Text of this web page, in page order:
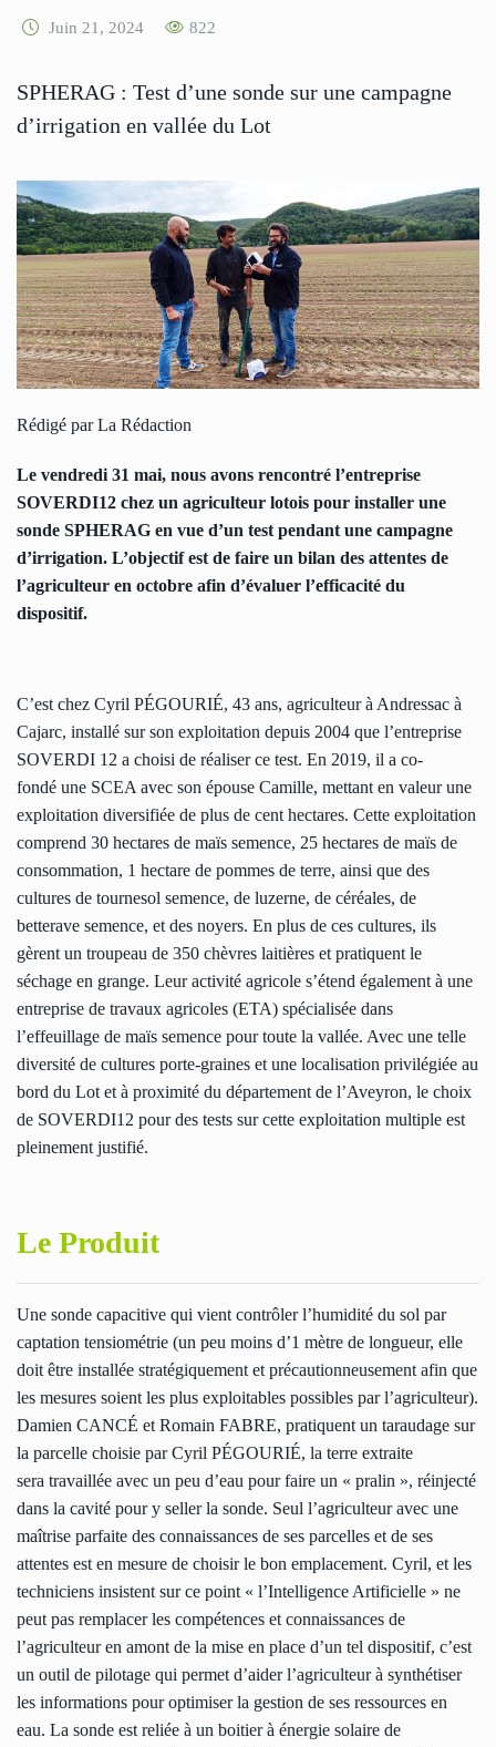
Juin 21, 2024 822
SPHERAG : Test d’une sonde sur une campagne
d’irrigation en vallée du Lot
Rédigé par La Rédaction
Le vendredi 31 mai, nous avons rencontré l’entreprise
SOVERDI12 chez un agriculteur lotois pour installer une
sonde SPHERAG en vue d’un test pendant une campagne
d’irrigation. L’objectif est de faire un bilan des attentes de
l’agriculteur en octobre afin d’évaluer l’efficacité du
dispositif.
C’est chez Cyril PÉGOURIÉ, 43 ans, agriculteur à Andressac à
Cajarc, installé sur son exploitation depuis 2004 que l’entreprise
SOVERDI 12 a choisi de réaliser ce test. En 2019, il a co-
fondé une SCEA avec son épouse Camille, mettant en valeur une
exploitation diversifiée de plus de cent hectares. Cette exploitation
comprend 30 hectares de maïs semence, 25 hectares de maïs de
consommation, 1 hectare de pommes de terre, ainsi que des
cultures de tournesol semence, de luzerne, de céréales, de
betterave semence, et des noyers. En plus de ces cultures, ils
gèrent un troupeau de 350 chèvres laitières et pratiquent le
séchage en grange. Leur activité agricole s’étend également à une
entreprise de travaux agricoles (ETA) spécialisée dans
l’effeuillage de maïs semence pour toute la vallée. Avec une telle
diversité de cultures porte-graines et une localisation privilégiée au
bord du Lot et à proximité du département de l’Aveyron, le choix
de SOVERDI12 pour des tests sur cette exploitation multiple est
pleinement justifié.
Le Produit
Une sonde capacitive qui vient contrôler l’humidité du sol par
captation tensiométrie (un peu moins d’1 mètre de longueur, elle
doit être installée stratégiquement et précautionneusement afin que
les mesures soient les plus exploitables possibles par l’agriculteur).
Damien CANCÉ et Romain FABRE, pratiquent un taraudage sur
la parcelle choisie par Cyril PÉGOURIÉ, la terre extraite
sera travaillée avec un peu d’eau pour faire un « pralin », réinjecté
dans la cavité pour y seller la sonde. Seul l’agriculteur avec une
maîtrise parfaite des connaissances de ses parcelles et de ses
attentes est en mesure de choisir le bon emplacement. Cyril, et les
techniciens insistent sur ce point « l’Intelligence Artificielle » ne
peut pas remplacer les compétences et connaissances de
l’agriculteur en amont de la mise en place d’un tel dispositif, c’est
un outil de pilotage qui permet d’aider l’agriculteur à synthétiser
les informations pour optimiser la gestion de ses ressources en
eau. La sonde est reliée à un boitier à énergie solaire de